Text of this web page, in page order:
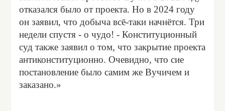
отказался было от проекта. Но в 2024 году
он заявил, что добыча всё-таки начнётся. Три
недели спустя - о чудо! - Конституционный
суд также заявил о том, что закрытие проекта
антиконституционно. Очевидно, что сие
постановление было самим же Вучичем и
заказано.»